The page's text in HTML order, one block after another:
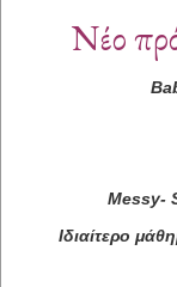
Νέο
Messy-
Ιδιαίτερο